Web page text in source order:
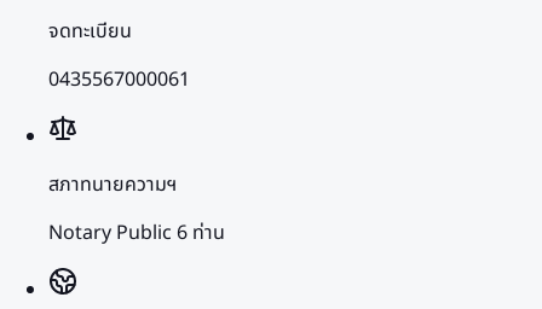
จดทะเบียน
0435567000061
สภาทนายความฯ
Notary Public 6 ท่าน